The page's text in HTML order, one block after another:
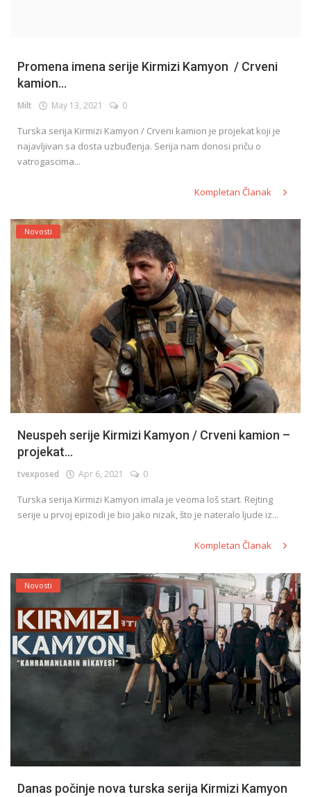
Promena imena serije Kirmizi Kamyon / Crveni
kamion...
Milt May 13, 2021 0
Turska serija Kirmizi Kamyon / Crveni kamion je projekat koji je
najavljivan sa dosta uzbuđenja. Serija nam donosi priču o
vatrogascima...
Kompletan Članak
Novosti
Neuspeh serije Kirmizi Kamyon / Crveni kamion –
projekat...
tvexposed Apr 6, 2021 0
Turska serija Kirmizi Kamyon imala je veoma loš start. Rejting
serije u prvoj epizodi je bio jako nizak, što je nateralo ljude iz...
Kompletan Članak
Novosti
Danas počinje nova turska serija Kirmizi Kamyon